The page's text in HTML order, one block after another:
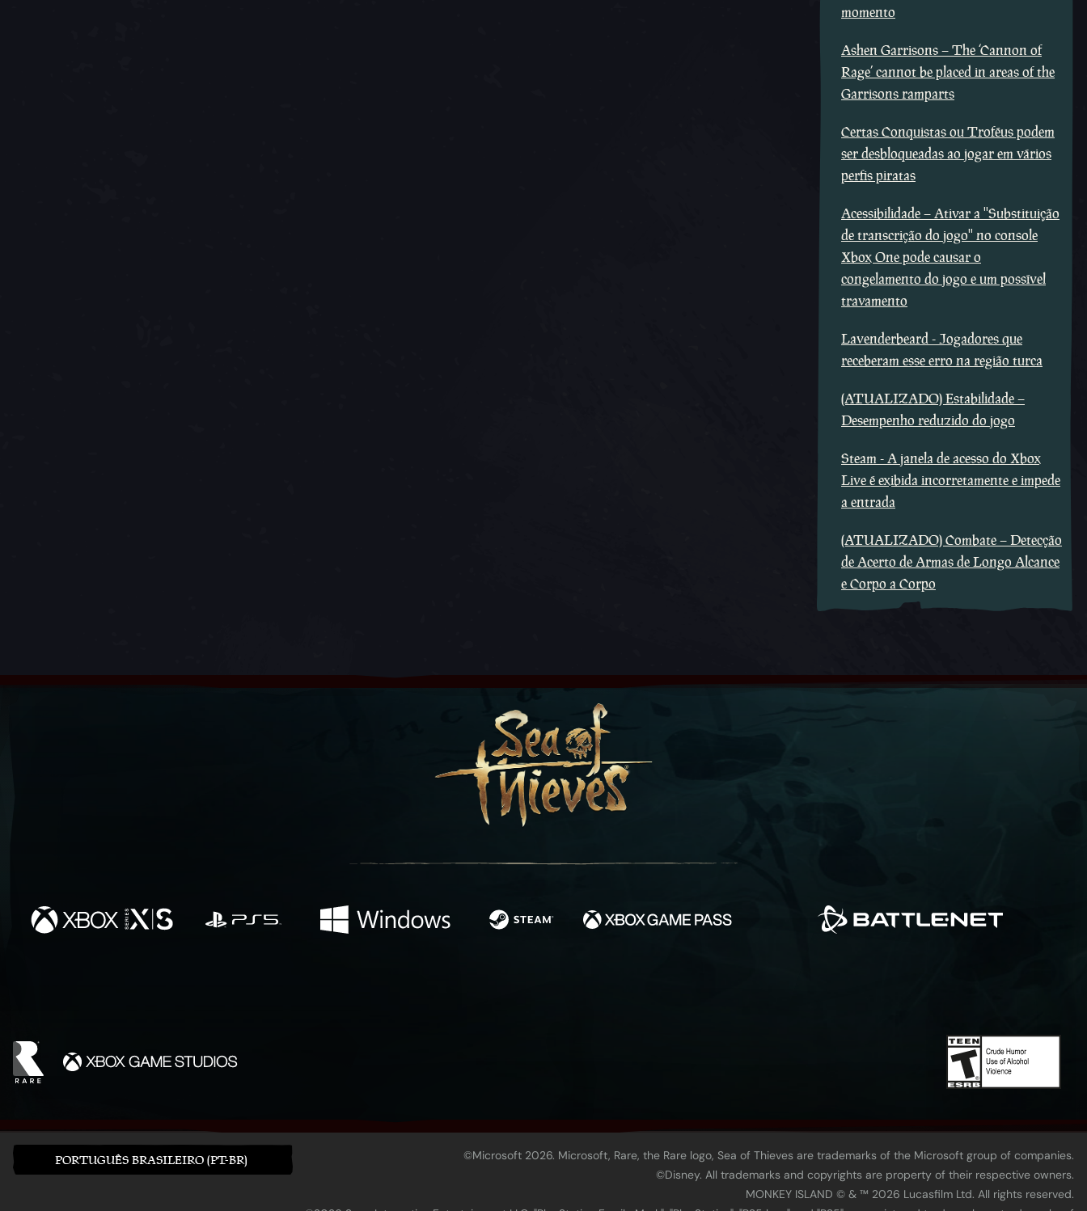
momento
Ashen Garrisons – The ‘Cannon of
Rage’ cannot be placed in areas of the
Garrisons ramparts
Certas Conquistas ou Troféus podem
ser desbloqueadas ao jogar em vários
perfis piratas
Acessibilidade – Ativar a ''Substituição
de transcrição do jogo'' no console
Xbox One pode causar o
congelamento do jogo e um possível
travamento
Lavenderbeard - Jogadores que
receberam esse erro na região turca
(ATUALIZADO) Estabilidade –
Desempenho reduzido do jogo
Steam - A janela de acesso do Xbox
Live é exibida incorretamente e impede
a entrada
(ATUALIZADO) Combate – Detecção
de Acerto de Armas de Longo Alcance
e Corpo a Corpo
PORTUGUÊS BRASILEIRO (PT-BR)
©Microsoft 2026. Microsoft, Rare, the Rare logo, Sea of Thieves are trademarks of the Microsoft group of companies.
©Disney. All trademarks and copyrights are property of their respective owners.
MONKEY ISLAND © & ™ 20‍26 Lucasfilm Ltd. All rights reserved.